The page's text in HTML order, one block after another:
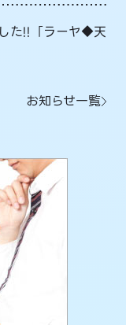
た!!「ラーヤ◆天
お知らせ一覧